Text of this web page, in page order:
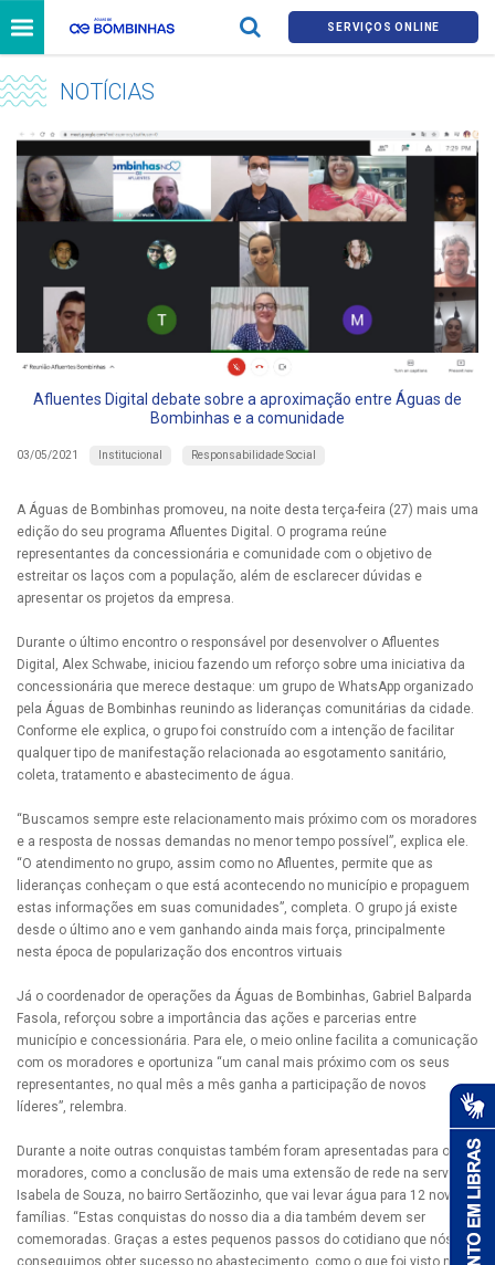
SERVIÇOS ONLINE
NOTÍCIAS
Afluentes Digital debate sobre a aproximação entre Águas de
Bombinhas e a comunidade
03/05/2021 Institucional Responsabilidade Social
A Águas de Bombinhas promoveu, na noite desta terça-feira (27) mais uma
edição do seu programa Afluentes Digital. O programa reúne
representantes da concessionária e comunidade com o objetivo de
estreitar os laços com a população, além de esclarecer dúvidas e
apresentar os projetos da empresa.
Durante o último encontro o responsável por desenvolver o Afluentes
Digital, Alex Schwabe, iniciou fazendo um reforço sobre uma iniciativa da
concessionária que merece destaque: um grupo de WhatsApp organizado
pela Águas de Bombinhas reunindo as lideranças comunitárias da cidade.
Conforme ele explica, o grupo foi construído com a intenção de facilitar
qualquer tipo de manifestação relacionada ao esgotamento sanitário,
coleta, tratamento e abastecimento de água.
“Buscamos sempre este relacionamento mais próximo com os moradores
e a resposta de nossas demandas no menor tempo possível”, explica ele.
“O atendimento no grupo, assim como no Afluentes, permite que as
lideranças conheçam o que está acontecendo no município e propaguem
estas informações em suas comunidades”, completa. O grupo já existe
desde o último ano e vem ganhando ainda mais força, principalmente
nesta época de popularização dos encontros virtuais
Já o coordenador de operações da Águas de Bombinhas, Gabriel Balparda
Fasola, reforçou sobre a importância das ações e parcerias entre
município e concessionária. Para ele, o meio online facilita a comunicação
com os moradores e oportuniza “um canal mais próximo com os seus
representantes, no qual mês a mês ganha a participação de novos
líderes”, relembra.
Durante a noite outras conquistas também foram apresentadas para os
moradores, como a conclusão de mais uma extensão de rede na servidão
Isabela de Souza, no bairro Sertãozinho, que vai levar água para 12 novas
famílias. “Estas conquistas do nosso dia a dia também devem ser
comemoradas. Graças a estes pequenos passos do cotidiano que nós
conseguimos obter sucesso no abastecimento, como o que foi visto no